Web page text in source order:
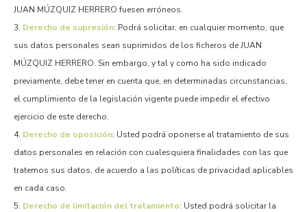
JUAN MÚZQUIZ HERRERO fuesen erróneos.
Derecho de supresión: Podrá solicitar, en cualquier momento, que
sus datos personales sean suprimidos de los ficheros de JUAN
MÚZQUIZ HERRERO. Sin embargo, y tal y como ha sido indicado
previamente, debe tener en cuenta que, en determinadas circunstancias,
el cumplimiento de la legislación vigente puede impedir el efectivo
ejercicio de este derecho.
Derecho de oposición: Usted podrá oponerse al tratamiento de sus
datos personales en relación con cualesquiera finalidades con las que
tratemos sus datos, de acuerdo a las políticas de privacidad aplicables
en cada caso.
Derecho de limitación del tratamiento: Usted podrá solicitar la